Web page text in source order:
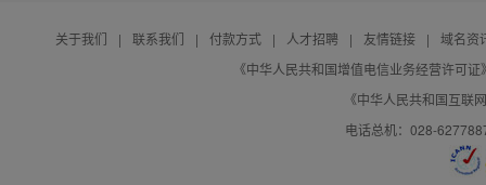
关于我们 | 联系我们 | 付款方式 | 人才招聘 | 友情链接 |
域名资
《中华人民共和国增值电信业务经营许可
《中华人民共和国互联
电话总机：028-